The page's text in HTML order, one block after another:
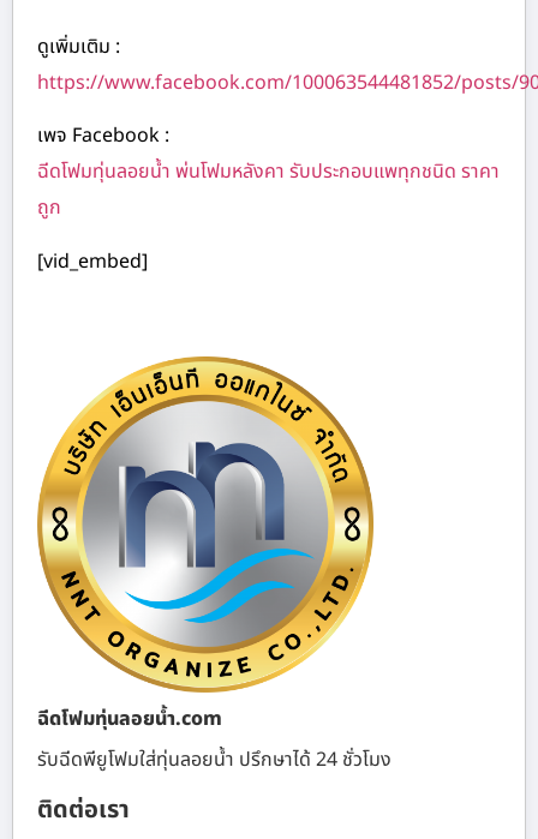
ดูเพิ่มเติม :
https://www.facebook.com/100063544481852/posts/
เพจ Facebook :
ฉีดโฟมทุ่นลอยน้ำ พ่นโฟมหลังคา รับประกอบแพทุกชนิด ราคา
ถูก
[vid_embed]
ฉีดโฟมทุ่นลอยน้ำ.com
รับฉีดพียูโฟมใส่ทุ่นลอยน้ำ ปรึกษาได้ 24 ชั่วโมง
ติดต่อเรา